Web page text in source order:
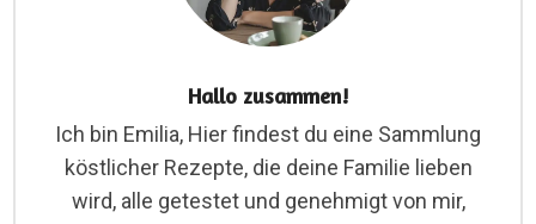
Hallo zusammen!
Ich bin Emilia, Hier findest du eine Sammlung
köstlicher Rezepte, die deine Familie lieben
wird, alle getestet und genehmigt von mir,